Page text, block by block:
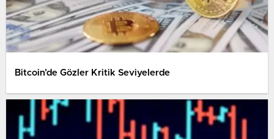
Bitcoin’de Gözler Kritik Seviyelerde